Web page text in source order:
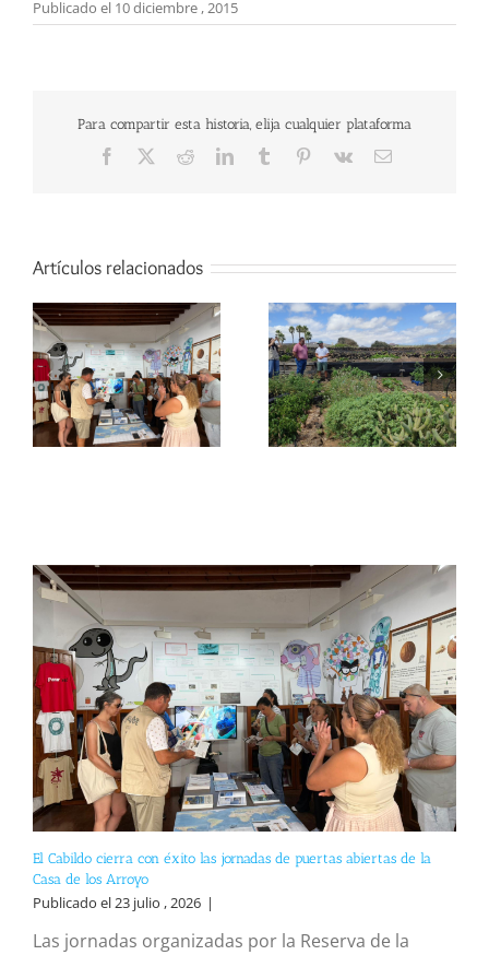
Publicado el 10 diciembre , 2015
Para compartir esta historia, elija cualquier plataforma
Facebook RedditLinkedInTumblr Pinterest
Vk
Correo
Artículos relacionados
El Cabildo cierra con éxito las jornadas de puertas abiertas de la
Casa de los Arroyo
Publicado el 23 julio , 2026 |
Las jornadas organizadas por la Reserva de la